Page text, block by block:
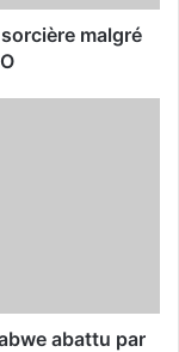
malgré
abattu par